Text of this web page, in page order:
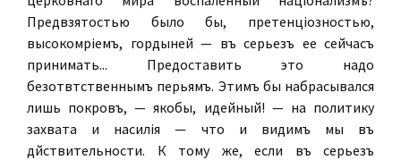
Предвзятостью было бы, претенціозностью,
высокомѣріемъ, гордыней — въ серьезъ ее сейчасъ
принимать... Предоставить это надо
безотвѣтственнымъ перьямъ. Этимъ бы набрасывался
лишь покровъ, — якобы, идейный! — на политику
захвата и насилія — что и видимъ мы въ
дѣйствительности. К тому же, если въ серьезъ